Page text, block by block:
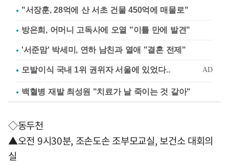
"서장훈, 28억에 산 서초 건물 450억에 매물로"
방은희, 어머니 고독사에 오열 "이틀 만에 발견"
'서준맘' 박세미, 연하 남친과 열애 "결혼 전제"
백혈병 재발 최성원 "치료가 날 죽이는 것 같아"
◇동두천
▲오전 9시30분, 조손도손 조부모교실, 보건소 대회의
실